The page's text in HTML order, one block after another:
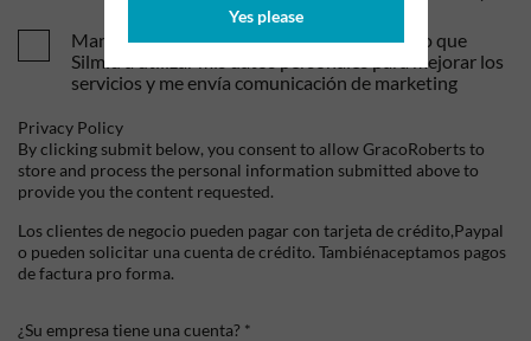
Yes please
Mandame tus ofertas y novedades. Entiendo que
Silmid a utilizar mis datos personales para mejorar los
servicios y me envía comunicación de marketing
Privacy Policy
By clicking submit below, you consent to allow GracoRoberts to
store and process the personal information submitted above to
provide you the content requested.
Los clientes de negocio pueden pagar con tarjeta de crédito,Paypal
o pueden solicitar una cuenta de crédito. Tambiénaceptamos pagos
de factura pro forma.
¿Su empresa tiene una cuenta? *